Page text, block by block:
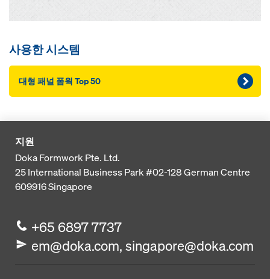
사용한 시스템
대형 패널 폼웍 Top 50
지원
Doka Formwork Pte. Ltd.
25 International Business Park#02-128 German Centre
609916Singapore
+65 6897 7737
em@doka.com, singapore@doka.com